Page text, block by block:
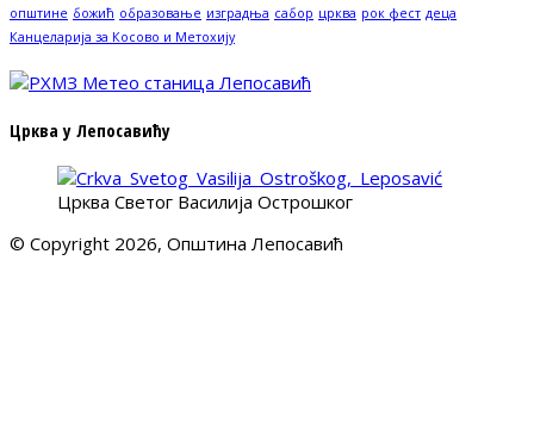
општине божић образовање изградња сабор црква рок фест деца
Канцеларија за Косово и Метохију
Црква у Лепосавићу
Црква Светог Василија Острошког
© Copyright 2026, Општина Лепосавић